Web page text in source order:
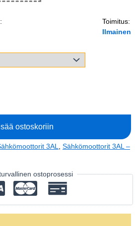
Toimitus:
Ilmainen
ostoskoriin
3AL
Sähkömoottorit 3AL –
ostoprosessi